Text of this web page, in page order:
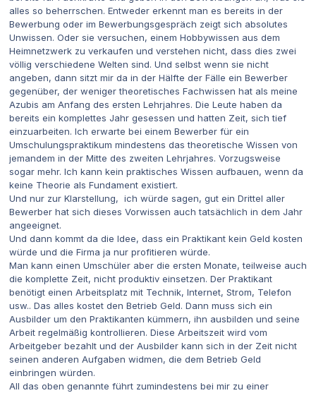
alles so beherrschen. Entweder erkennt man es bereits in der
Bewerbung oder im Bewerbungsgespräch zeigt sich absolutes
Unwissen. Oder sie versuchen, einem Hobbywissen aus dem
Heimnetzwerk zu verkaufen und verstehen nicht, dass dies zwei
völlig verschiedene Welten sind. Und selbst wenn sie nicht
angeben, dann sitzt mir da in der Hälfte der Fälle ein Bewerber
gegenüber, der weniger theoretisches Fachwissen hat als meine
Azubis am Anfang des ersten Lehrjahres. Die Leute haben da
bereits ein komplettes Jahr gesessen und hatten Zeit, sich tief
einzuarbeiten. Ich erwarte bei einem Bewerber für ein
Umschulungspraktikum mindestens das theoretische Wissen von
jemandem in der Mitte des zweiten Lehrjahres. Vorzugsweise
sogar mehr. Ich kann kein praktisches Wissen aufbauen, wenn da
keine Theorie als Fundament existiert.
Und nur zur Klarstellung, ich würde sagen, gut ein Drittel aller
Bewerber hat sich dieses Vorwissen auch tatsächlich in dem Jahr
angeeignet.
Und dann kommt da die Idee, dass ein Praktikant kein Geld kosten
würde und die Firma ja nur profitieren würde.
Man kann einen Umschüler aber die ersten Monate, teilweise auch
die komplette Zeit, nicht produktiv einsetzen. Der Praktikant
benötigt einen Arbeitsplatz mit Technik, Internet, Strom, Telefon
usw.. Das alles kostet den Betrieb Geld. Dann muss sich ein
Ausbilder um den Praktikanten kümmern, ihn ausbilden und seine
Arbeit regelmäßig kontrollieren. Diese Arbeitszeit wird vom
Arbeitgeber bezahlt und der Ausbilder kann sich in der Zeit nicht
seinen anderen Aufgaben widmen, die dem Betrieb Geld
einbringen würden.
All das oben genannte führt zumindestens bei mir zu einer